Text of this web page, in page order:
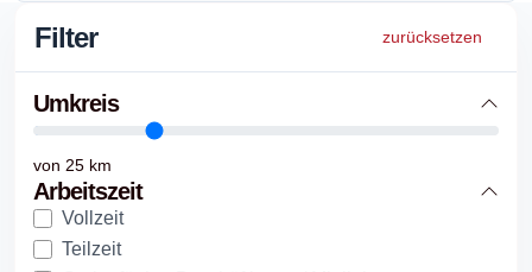
Filter zurücksetzen
Umkreis
von 25 km
Arbeitszeit
Vollzeit
Teilzeit